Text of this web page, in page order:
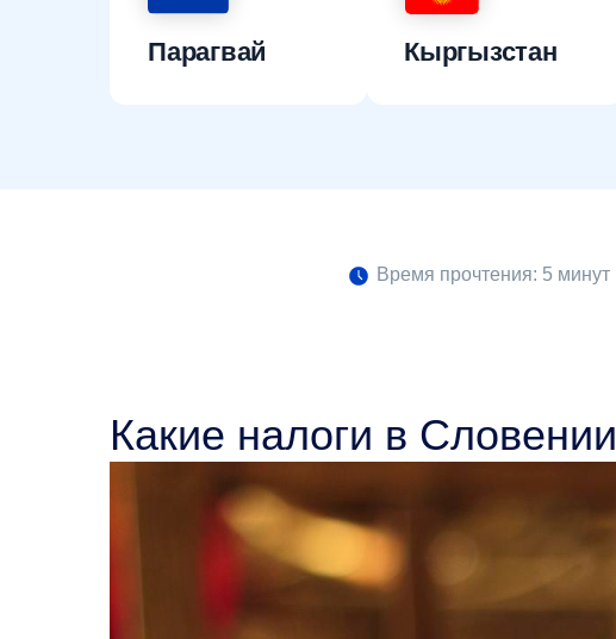
Парагвай Кыргызстан
Время прочтения: 5 минут
Какие налоги в Словении